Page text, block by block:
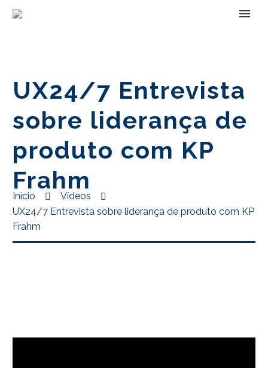
UX24/7 Entrevista
sobre liderança de
produto com KP
Frahm
Início
Vídeos
UX24/7 Entrevista sobre liderança de produto com KP
Frahm